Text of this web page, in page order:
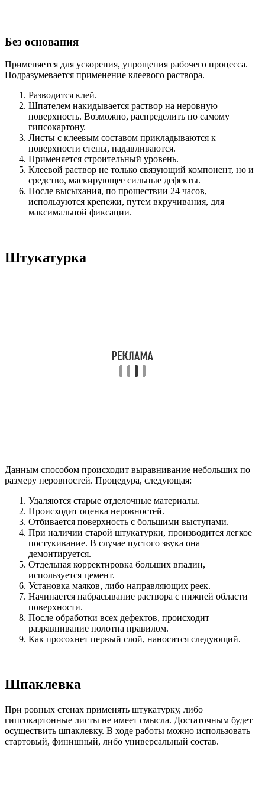
Без основания
Применяется для ускорения, упрощения рабочего процесса.
Подразумевается применение клеевого раствора.
Разводится клей.
Шпателем накидывается раствор на неровную
поверхность. Возможно, распределить по самому
гипсокартону.
Листы с клеевым составом прикладываются к
поверхности стены, надавливаются.
Применяется строительный уровень.
Клеевой раствор не только связующий компонент, но и
средство, маскирующее сильные дефекты.
После высыхания, по прошествии 24 часов,
используются крепежи, путем вкручивания, для
максимальной фиксации.
Штукатурка
Данным способом происходит выравнивание небольших по
размеру неровностей. Процедура, следующая:
Удаляются старые отделочные материалы.
Происходит оценка неровностей.
Отбивается поверхность с большими выступами.
При наличии старой штукатурки, производится легкое
постукивание. В случае пустого звука она
демонтируется.
Отдельная корректировка больших впадин,
используется цемент.
Установка маяков, либо направляющих реек.
Начинается набрасывание раствора с нижней области
поверхности.
После обработки всех дефектов, происходит
разравнивание полотна правилом.
Как просохнет первый слой, наносится следующий.
Шпаклевка
При ровных стенах применять штукатурку, либо
гипсокартонные листы не имеет смысла. Достаточным будет
осуществить шпаклевку. В ходе работы можно использовать
стартовый, финишный, либо универсальный состав.